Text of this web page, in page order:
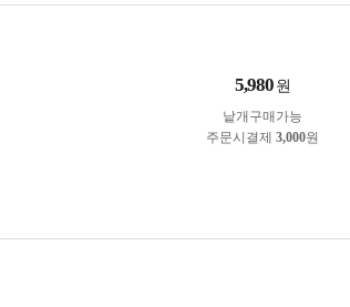
5,980 원
낱개구매가능
주문시결제 3,000원